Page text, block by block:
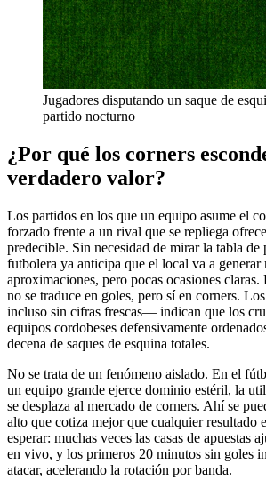
Jugadores disputando un saque de
partido nocturno
¿Por qué los corners
verdadero valor?
Los partidos en los que un equipo asume el
forzado frente a un rival que se repliega
predecible. Sin necesidad de mirar la tabla
futbolera ya anticipa que el local va a generar
aproximaciones, pero pocas ocasiones
no se traduce en goles, pero sí en corners.
incluso sin cifras frescas— indican que los
equipos cordobeses defensivamente
decena de saques de esquina totales.
No se trata de un fenómeno aislado. En el
un equipo grande ejerce dominio estéril, la
se desplaza al mercado de corners. Ahí se
alto que cotiza mejor que cualquier resultado
esperar: muchas veces las casas de apuestas
en vivo, y los primeros 20 minutos sin goles
atacar, acelerando la rotación por banda.